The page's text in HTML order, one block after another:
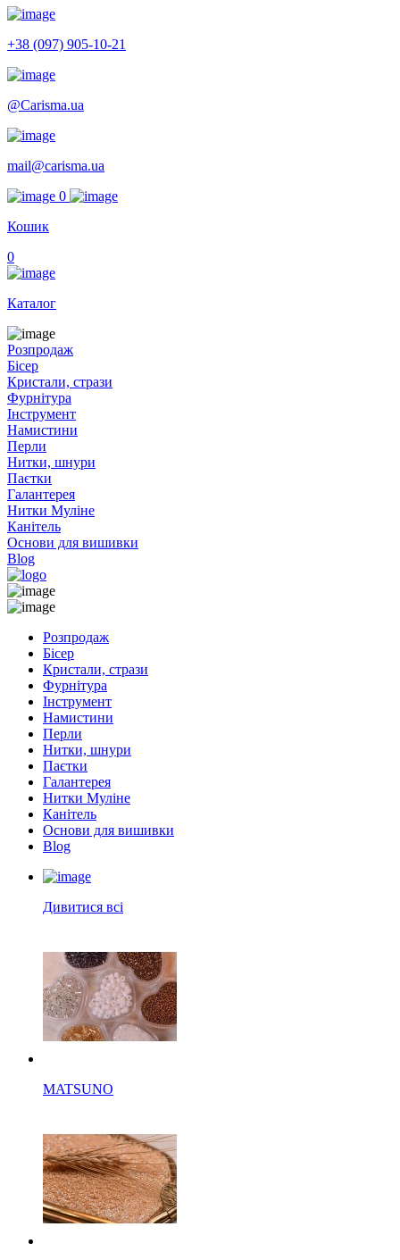
+38 (097) 905-10-21
@Carisma.ua
mail@carisma.ua
0
Кошик
0
Каталог
Розпродаж
Бісер
Кристали, стрази
Фурнітура
Інструмент
Намистини
Перли
Нитки, шнури
Паєтки
Галантерея
Нитки Муліне
Канітель
Основи для вишивки
Blog
Розпродаж
Бісер
Кристали, стрази
Фурнітура
Інструмент
Намистини
Перли
Нитки, шнури
Паєтки
Галантерея
Нитки Муліне
Канітель
Основи для вишивки
Blog
Дивитися всі
MATSUNO